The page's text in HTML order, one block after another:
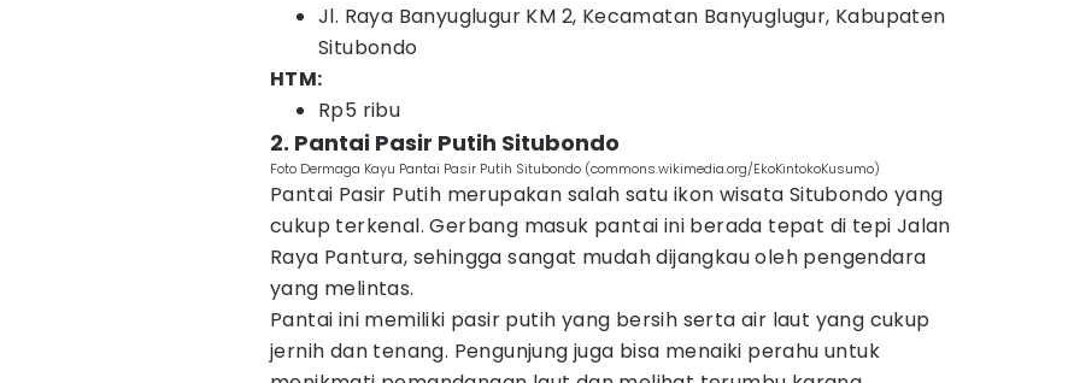
Jl. Raya Banyuglugur KM 2, Kecamatan Banyuglugur, Kabupaten
Situbondo
HTM:
Rp5 ribu
2. Pantai Pasir Putih Situbondo
Foto Dermaga Kayu Pantai Pasir Putih Situbondo (commons.wikimedia.org/EkoKintokoKusumo)
Pantai Pasir Putih merupakan salah satu ikon wisata Situbondo yang
cukup terkenal. Gerbang masuk pantai ini berada tepat di tepi Jalan
Raya Pantura, sehingga sangat mudah dijangkau oleh pengendara
yang melintas.
Pantai ini memiliki pasir putih yang bersih serta air laut yang cukup
jernih dan tenang. Pengunjung juga bisa menaiki perahu untuk